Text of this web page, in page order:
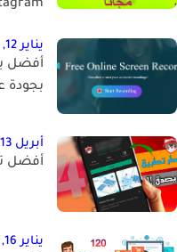
يناير 12, 2023
أفضل
بجودة
أبريل 13, 2022
أفضل
يناير 16, 2022